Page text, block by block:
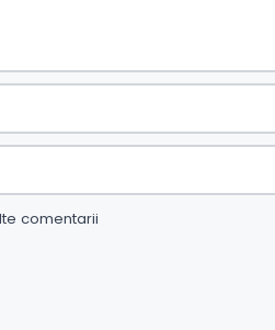
comentarii